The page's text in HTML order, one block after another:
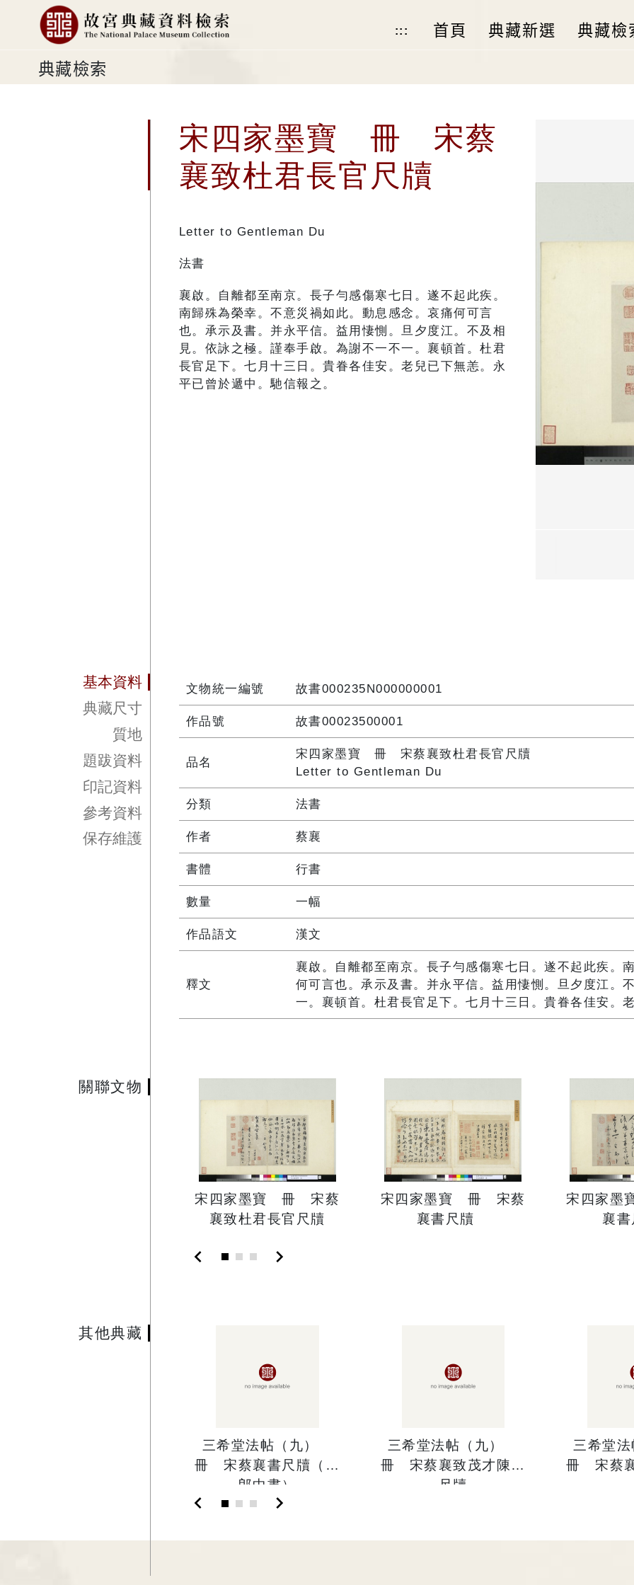
::: 首頁 典藏新選 典藏檢
典藏檢索
宋四家墨寶 冊 宋蔡
襄致杜君長官尺牘
Letter to Gentleman Du
法書
襄啟。自離都至南京。長子勻感傷寒七日。遂不起此疾。
南歸殊為榮幸。不意災禍如此。動息感念。哀痛何可言
也。承示及書。并永平信。益用悽惻。旦夕度江。不及相
見。依詠之極。謹奉手啟。為謝不一不一。襄頓首。杜君
長官足下。七月十三日。貴眷各佳安。老兒已下無恙。永
平已曾於遞中。馳信報之。
基本資料
典藏尺寸
質地
題跋資料
印記資料
參考資料
保存維護
文物統一編號 故書000235N000000001
作品號 故書00023500001
品名
宋四家墨寶 冊 宋蔡襄致杜君長官尺牘
Letter to Gentleman Du
分類 法書
作者 蔡襄
書體 行書
數量 一幅
作品語文 漢文
釋文
襄啟。自離都至南京。長子勻感傷寒七日。遂不起此疾。
何可言也。承示及書。并永平信。益用悽惻。旦夕度江。
一。襄頓首。杜君長官足下。七月十三日。貴眷各佳安。
關聯文物
宋四家墨寶 冊 宋蔡
襄致杜君長官尺牘
宋四家墨寶 冊 宋蔡
襄書尺牘
宋四家
襄
chevron_left chevron_right
其他典藏
三希堂法帖（九）
冊 宋蔡襄書尺牘（與
郎中書）
三希堂法帖（九）
冊 宋蔡襄致茂才陳弟
尺牘
三希堂
冊 宋蔡
chevron_left chevron_right